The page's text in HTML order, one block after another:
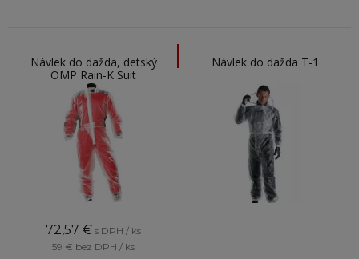
Návlek do dažda, detský
OMP Rain-K Suit
72,57 € s DPH / ks
59 € bez DPH / ks
Návlek do dažda T-1